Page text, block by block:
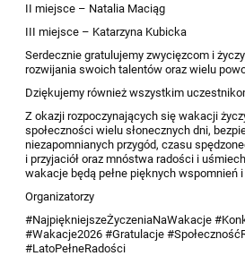
II miejsce – Natalia Maciąg
III miejsce – Katarzyna Kubicka
Serdecznie gratulujemy zwycięzcom i
rozwijania swoich talentów oraz wielu
Dziękujemy również wszystkim
Z okazji rozpoczynających się wakacji
społeczności wielu słonecznych dni,
niezapomnianych przygód, czasu
i przyjaciół oraz mnóstwa radości i
wakacje będą pełne pięknych wspomnień
Organizatorzy
#NajpiękniejszeŻyczeniaNaWakacje
#Wakacje2026 #Gratulacje
#LatoPełneRadości